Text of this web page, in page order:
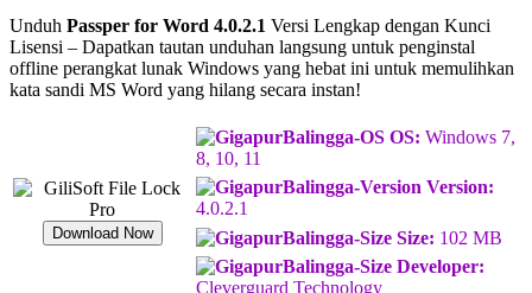
Unduh Passper for Word 4.0.2.1 Versi Lengkap dengan Kunci
Lisensi – Dapatkan tautan unduhan langsung untuk penginstal
offline perangkat lunak Windows yang hebat ini untuk memulihkan
kata sandi MS Word yang hilang secara instan!
Download Now
OS: Windows 7,
8, 10, 11
Version:
4.0.2.1
Size: 102 MB
Developer:
Cleverguard Technology